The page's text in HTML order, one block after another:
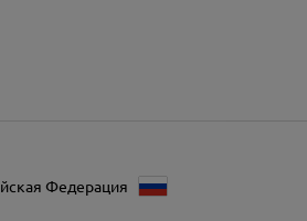
Федерация